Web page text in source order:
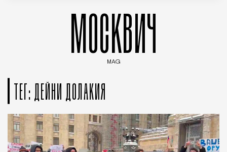
МОСКВИЧ
MAG
ТЕГ: ДЕЙНИ ДОЛАКИЯ